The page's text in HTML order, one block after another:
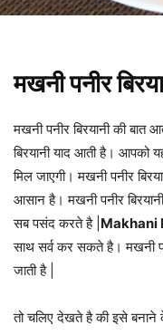
मखनी पनीर
मखनी पनीर बिरयानी की बात
बिरयानी याद आती है। आपको
मिल जाएगी। मखनी पनीर
आसान है। मखनी पनीर
सब पसंद करते है | Makhani
साथ सर्व कर सकते है। मखनी
जाती है |
तो चलिए देखते है की इसे बनाने